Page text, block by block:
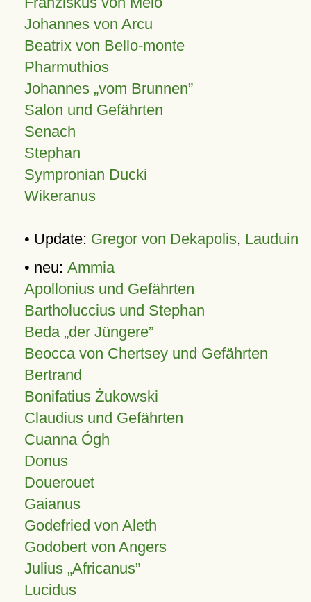
Johannes von Arcu
Beatrix von Bello-monte
Pharmuthios
Johannes vom Brunnen
Salon und Gefährten
Senach
Stephan
Sympronian Ducki
Wikeranus
• Update: Gregor von Dekapolis, Lauduin
• neu: Ammia
Apollonius und Gefährten
Bartholuccius und Stephan
Beda „der Jüngere”
Beocca von Chertsey und Gefährten
Bertrand
Bonifatius Żukowski
Claudius und Gefährten
Cuanna Ógh
Donus
Douerouet
Gaianus
Godefried von Aleth
Godobert von Angers
Julius Africanus
Lucidus